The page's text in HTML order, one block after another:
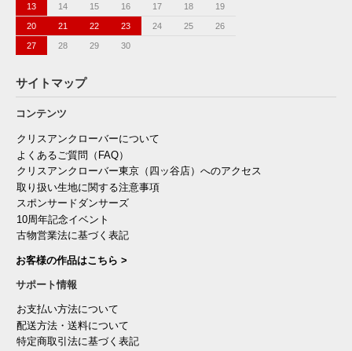
13 14 15 16 17 18 19
20 21 22 23 24 25 26
27 28 29 30
サイトマップ
コンテンツ
クリスアンクローバーについて
よくあるご質問（FAQ）
クリスアンクローバー東京（四ッ谷店）へのアクセス
取り扱い生地に関する注意事項
スポンサードダンサーズ
10周年記念イベント
古物営業法に基づく表記
お客様の作品はこちら >
サポート情報
お支払い方法について
配送方法・送料について
特定商取引法に基づく表記